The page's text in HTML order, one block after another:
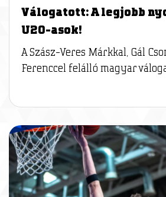
Válogatott: A legjobb
U20-asok!
A Szász-Veres Márkkal, Gál
Ferenccel felálló magyar